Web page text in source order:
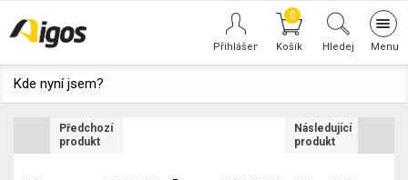
0
Hledej
Kde nyní jsem?
Předchozí
produkt
Následující
produkt